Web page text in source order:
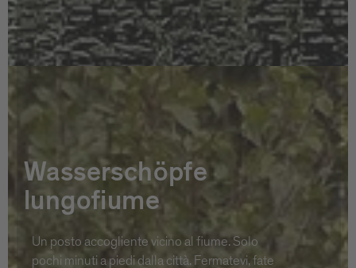
Wasserschöpfe
lungofiume
Un posto accogliente vicino al fiume. Solo
pochi minuti a piedi dalla città. Fermatevi, fate